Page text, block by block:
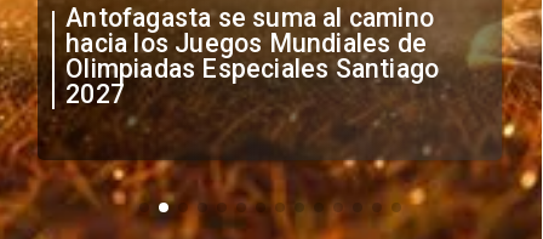
"Falta de profesionalismo": Sifup
anuncia medidas por situación
irregular de futbolistas
extranjeros